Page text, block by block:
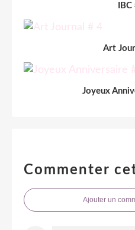
Art
Joyeux
Commenter
Ajouter un